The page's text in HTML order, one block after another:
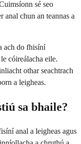
sé seo
anal chun an teannas a
ach do fhisíní
cóireálacha eile.
othar seachtrach
a leigheas.
sa bhaile?
anal a leigheas agus